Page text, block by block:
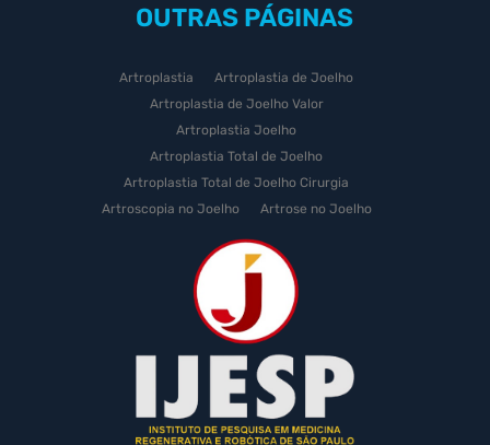
OUTRAS PÁGINAS
Artroplastia
Artroplastia de Joelho
Artroplastia de Joelho Valor
Artroplastia Joelho
Artroplastia Total de Joelho
Artroplastia Total de Joelho Cirurgia
Artroscopia no Joelho
Artrose no Joelho
Artrose no Joelho Cirurgia
Artrose no Joelho Tratamento
Celulas Tronco Joelho
Celula Tronco Esporte
Cirurgia Artroplastia de Joelho
Cirurgia Artroplastia Joelho
Cirurgia Artrose Joelho Preço
Cirurgia de Artroscopia no Joelho